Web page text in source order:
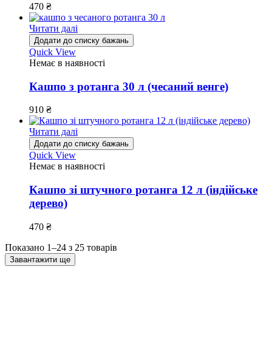
470 ₴
Читати далі
Додати до списку бажань
Quick View
Немає в наявності
Кашпо з ротанга 30 л (чесаний венге)
910 ₴
Читати далі
Додати до списку бажань
Quick View
Немає в наявності
Кашпо зі штучного ротанга 12 л (індійське
дерево)
470 ₴
Показано 1–24 з 25 товарів
Завантажити ще